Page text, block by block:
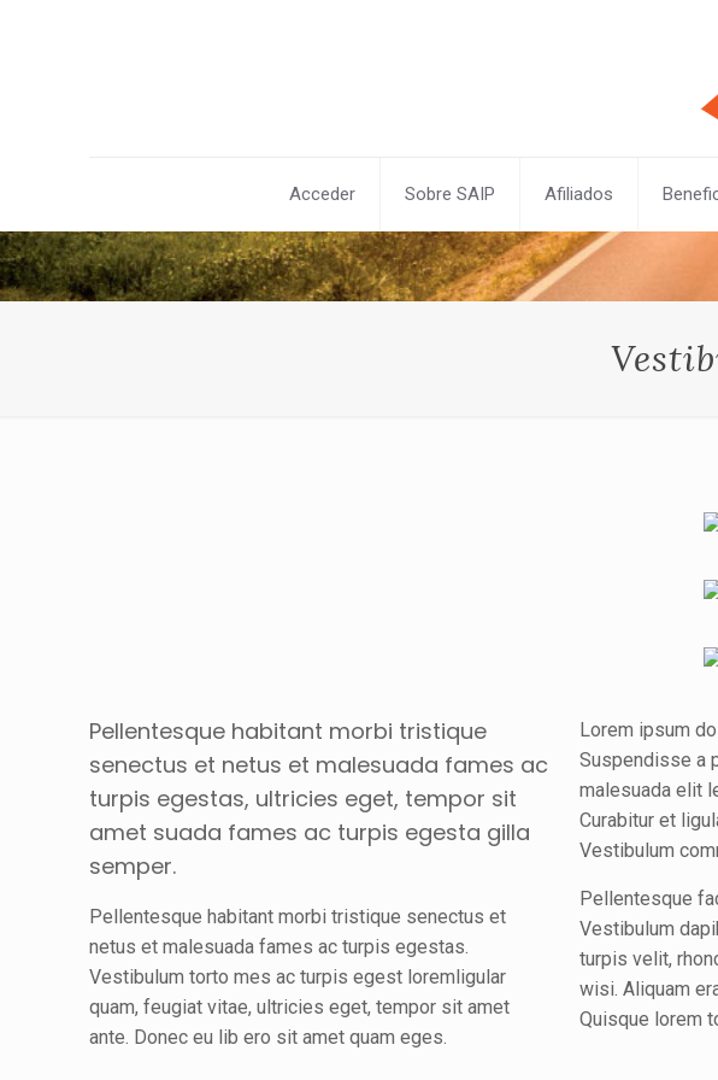
Acceder Sobre SAIP Afiliados
Pellentesque habitant morbi tristique
senectus et netus et malesuada fames ac
turpis egestas, ultricies eget, tempor sit
amet suada fames ac turpis egesta gilla
semper.
Pellentesque habitant morbi tristique senectus et
netus et malesuada fames ac turpis egestas.
Vestibulum torto mes ac turpis egest loremligular
quam, feugiat vitae, ultricies eget, tempor sit amet
ante. Donec eu lib ero sit amet quam eges.
Lorem ipsum
Suspendisse a
malesuada elit
Curabitur et
Vestibulum
Pellentesque
Vestibulum
turpis velit,
wisi. Aliquam
Quisque lorem